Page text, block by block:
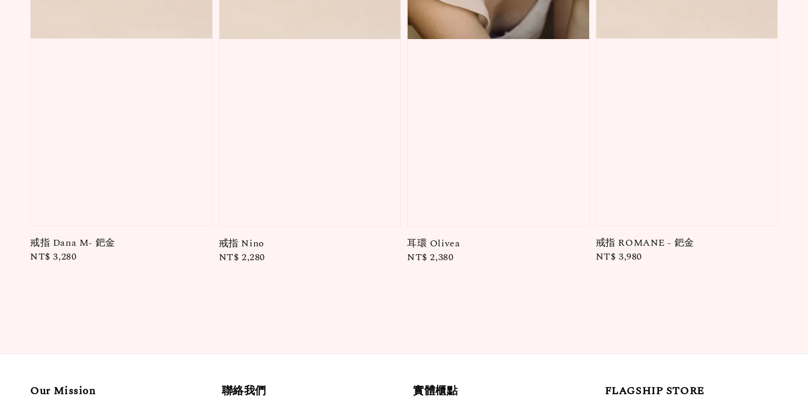
戒指 Dana M- 鈀金
Regular
NT$ 3,280
戒指 Nino
Regular
NT$ 2,280
耳環 Olivea
Regular
NT$ 2,380
戒指 ROMANE - 鈀金
Regular
NT$ 3,980
Our Mission 聯絡我們 實體櫃點 FLAGSHIP STORE